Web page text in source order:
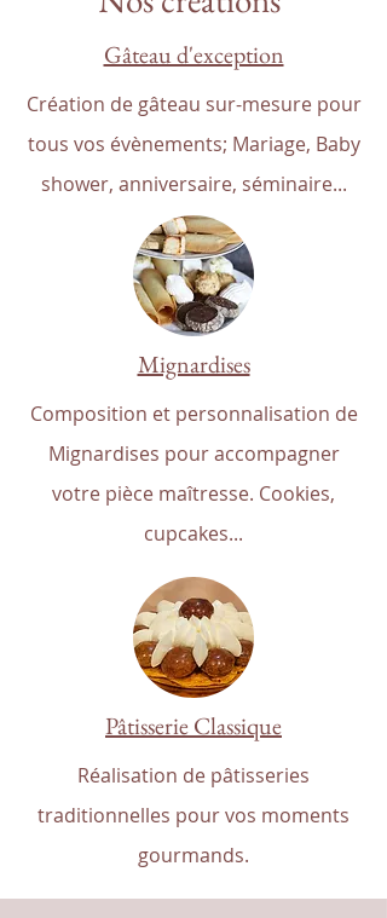
Gâteau d'exception
Création de gâteau sur-mesure pour
tous vos évènements; Mariage, Baby
shower, anniversaire, séminaire...
Mignardises
Composition et personnalisation de
Mignardises pour accompagner
votre pièce maîtresse. Cookies,
cupcakes...
Pâtisserie Classique
Réalisation de pâtisseries
traditionnelles pour vos moments
gourmands.